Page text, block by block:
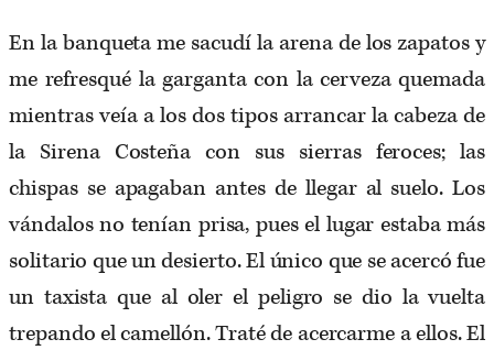
En la banqueta me sacudí la arena de los zapatos y
me refresqué la garganta con la cerveza quemada
mientras veía a los dos tipos arrancar la cabeza de
la Sirena Costeña con sus sierras feroces; las
chispas se apagaban antes de llegar al suelo. Los
vándalos no tenían prisa, pues el lugar estaba más
solitario que un desierto. El único que se acercó fue
un taxista que al oler el peligro se dio la vuelta
trepando el camellón. Traté de acercarme a ellos. El